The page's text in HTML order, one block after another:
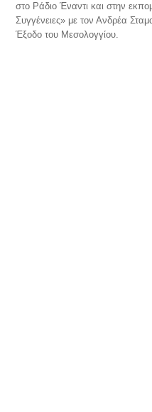
στο Ράδιο Έναντι και στην
Συγγένειες» με τον Ανδρέα
Έξοδο του Μεσολογγίου.